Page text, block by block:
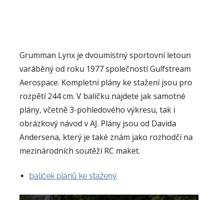
Grumman Lynx je dvoumístný sportovní letoun
varáběný od roku 1977 společností Gulfstream
Aerospace. Kompletní plány ke stažení jsou pro
rozpětí 244 cm. V balíčku najdete jak samotné
plány, včetně 3-pohledového výkresu, tak i
obrázkový návod v AJ. Plány jsou od Davida
Andersena, který je také znám jako rozhodčí na
mezinárodních soutěží RC maket.
balíček plánů ke stažený